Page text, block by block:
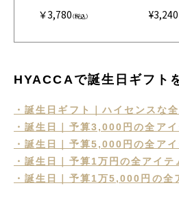
￥3,780（税込）
AHIDE］
¥3,240
HYACCAで誕生日ギフト
・誕生日ギフト｜ハイセンスな
・誕生日｜予算3,000円の全アイ
・誕生日｜予算5,000円の全アイ
・誕生日｜予算1万円の全アイテ
・誕生日｜予算1万5,000円の全